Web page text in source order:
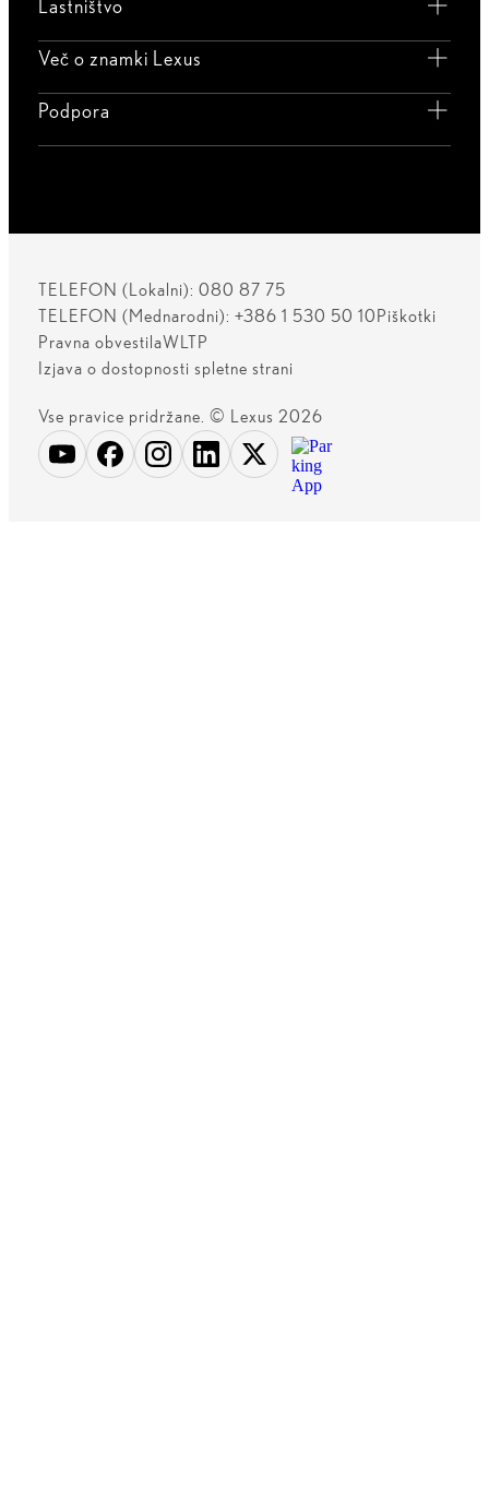
Lastništvo
Več o znamki Lexus
Podpora
TELEFON (Lokalni): 080 87 75
TELEFON (Mednarodni): +386 1 530 50 10Piškotki
Pravna obvestilaWLTP
Izjava o dostopnosti spletne strani
Vse pravice pridržane. © Lexus 2026